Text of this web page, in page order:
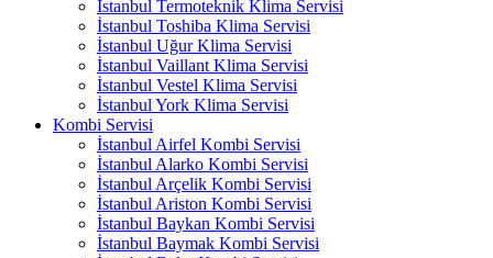
İstanbul Termoteknik Klima Servisi
İstanbul Toshiba Klima Servisi
İstanbul Uğur Klima Servisi
İstanbul Vaillant Klima Servisi
İstanbul Vestel Klima Servisi
İstanbul York Klima Servisi
Kombi Servisi
İstanbul Airfel Kombi Servisi
İstanbul Alarko Kombi Servisi
İstanbul Arçelik Kombi Servisi
İstanbul Ariston Kombi Servisi
İstanbul Baykan Kombi Servisi
İstanbul Baymak Kombi Servisi